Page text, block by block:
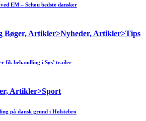
EM – Schou bedste dansker
Bøger, Artikler>Nyheder, Artikler>Tips
fik behandling i Søs’ trailer
Artikler>Sport
på dansk grund i Holstebro